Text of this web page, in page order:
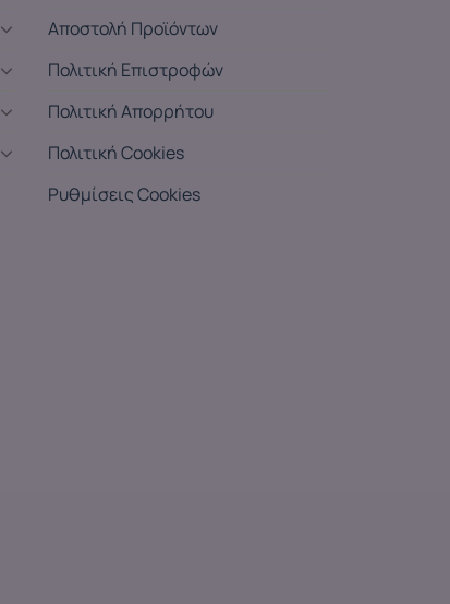
Αποστολή Προϊόντων
Πολιτική Επιστροφών
Πολιτική Απορρήτου
Πολιτική Cookies
Ρυθμίσεις Cookies